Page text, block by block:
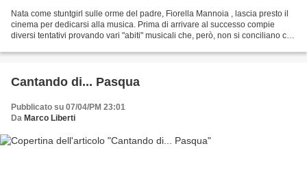
Nata come stuntgirl sulle orme del padre, Fiorella Mannoia , lascia presto il
cinema per dedicarsi alla musica. Prima di arrivare al successo compie
diversi tentativi provando vari "abiti" musicali che, però, non si conciliano con
Cantando di... Pasqua
Pubblicato su 07/04/PM 23:01
Da Marco Liberti